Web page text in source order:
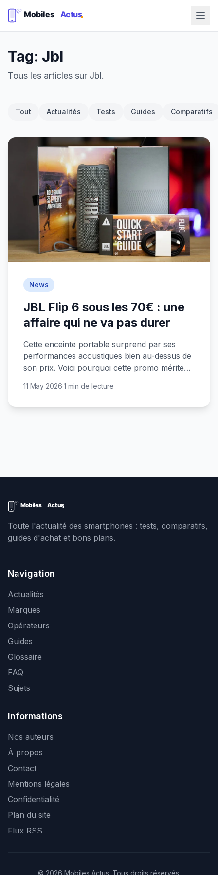
Tag: Jbl
Tous les articles sur Jbl.
Tout Actualités Tests Guides Comparatifs
News
JBL Flip 6 sous les 70€ : une
affaire qui ne va pas durer
Cette enceinte portable surprend par ses
performances acoustiques bien au-dessus de
son prix. Voici pourquoi cette promo mérite
11 May 2026·1 min de lecture
Toute l'actualité des smartphones : tests, comparatifs,
guides d'achat et bons plans.
Navigation
Actualités
Marques
Opérateurs
Guides
Glossaire
FAQ
Sujets
Informations
Nos auteurs
À propos
Contact
Mentions légales
Confidentialité
Plan du site
Flux RSS
© 2026 Mobiles Actus. Tous droits réservés.